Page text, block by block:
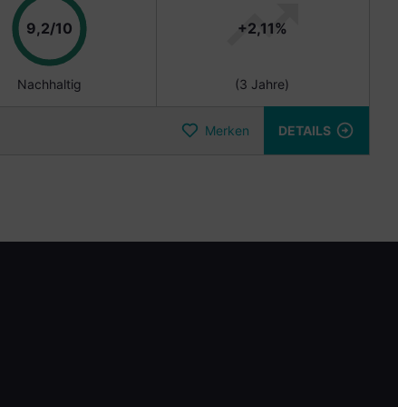
9,2/10 Punkte
Nachhaltig
+2,11%
(3 Jahre)
Merken DETAILS